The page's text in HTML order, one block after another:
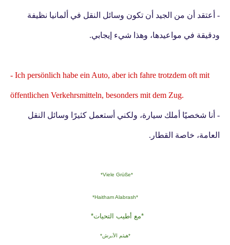
- أعتقد أن من الجيد أن تكون وسائل النقل في ألمانيا نظيفة
ودقيقة في مواعيدها، وهذا شيء إيجابي.
- Ich persönlich habe ein Auto, aber ich fahre trotzdem oft mit
öffentlichen Verkehrsmitteln, besonders mit dem Zug.
- أنا شخصيًا أملك سيارة، ولكني أستعمل كثيرًا وسائل النقل
العامة، خاصة القطار.
*Viele Grüße*
*Haitham Alabrash*
*مع أطيب التحيات*
*هيثم الأبرش*